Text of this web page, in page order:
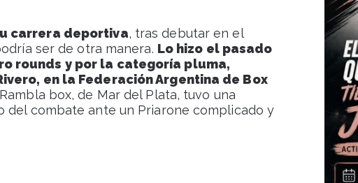
carrera deportiva, tras debutar en el
ser de otra manera. Lo hizo el pasado
rounds y por la categoría pluma,
en la Federación Argentina de Box
box, de Mar del Plata, tuvo una
combate ante un Priarone complicado y